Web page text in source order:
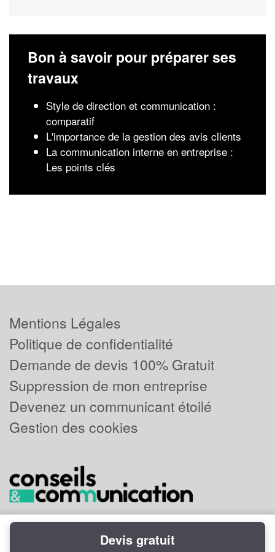
Bon à savoir pour préparer ses
travaux
Style de direction et communication :
comparatif
L'importance de la gestion des avis clients
La communication interne en entreprise :
Les points clés
Mentions Légales
Politique de confidentialité
Demande de devis 100% Gratuit
Suppression de mon entreprise
Devenez un communicant étoilé
Gestion des cookies
Powered byPlus que pro
Devis gratuit